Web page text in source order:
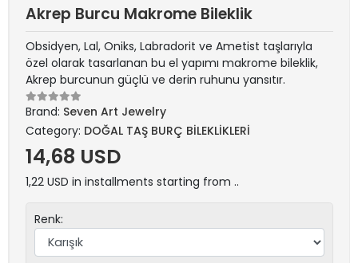
Akrep Burcu Makrome Bileklik
Obsidyen, Lal, Oniks, Labradorit ve Ametist taşlarıyla
özel olarak tasarlanan bu el yapımı makrome bileklik,
Akrep burcunun güçlü ve derin ruhunu yansıtır.
Brand: Seven Art Jewelry
Category: DOĞAL TAŞ BURÇ BİLEKLİKLERİ
14,68 USD
1,22 USD in installments starting from ..
Renk: